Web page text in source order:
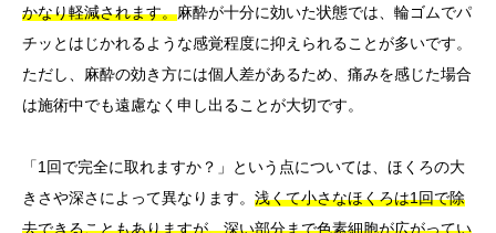
かなり軽減されます。麻酔が十分に効いた状態では、輪ゴムでパ
チッとはじかれるような感覚程度に抑えられることが多いです。
ただし、麻酔の効き方には個人差があるため、痛みを感じた場合
は施術中でも遠慮なく申し出ることが大切です。
「1回で完全に取れますか？」という点については、ほくろの大
きさや深さによって異なります。 浅くて小さなほくろは1回で除
去できることもありますが、深い部分まで色素細胞が広がってい